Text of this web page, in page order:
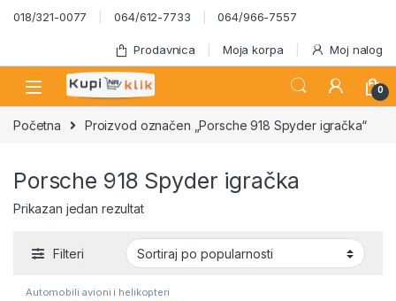
Skip to navigation
Skip to content
018/321-0077 064/612-7733 064/966-7557
Prodavnica Moja korpa Moj nalog
0
Početna Proizvod označen „Porsche 918 Spyder igračka“
Porsche 918 Spyder igračka
Prikazan jedan rezultat
Filteri
Automobili avioni i helikopteri